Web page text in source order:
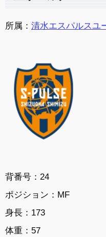
所属： 清水エスパルスユ
背番号：24
ポジション：MF
身長：173
体重：57